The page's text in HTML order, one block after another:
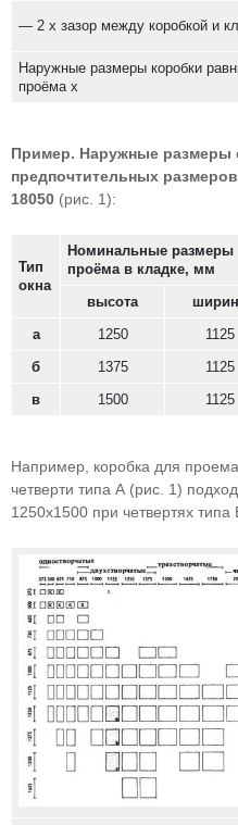
— 2 х зазор между коробкой и
Наружные размеры коробки
проёма х
Пример. Наружные размеры
предпочтительных
18050 (рис. 1):
Тип
окна
Номинальные размеры
проёма в кладке, мм
высота
а
1250 1125
б
1375 1125
в
1500 1125
Например, коробка для
четверти типа А (рис. 1)
1250x1500 при четвертях типа